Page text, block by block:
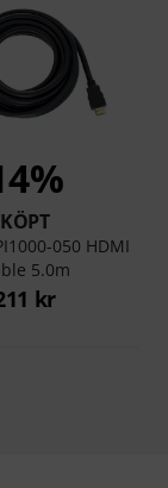
KÖPT
050 HDMI
5.0m
kr